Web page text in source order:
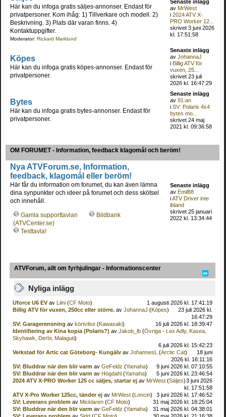
Här kan du infoga gratis säljes-annonser. Endast för
privatpersoner. Kom ihåg: 1) Tillverkare och modell. 2)
Beskrivning. 3) Plats där varan finns. 4)
Kontaktuppgifter.
Moderator: Rickard Marklund
Senaste inlägg
avMrWest
i2024 ATV X-
PRO Worker 12...
skrivet 3 juni 2026
kl. 17:51:58
Köpes
Här kan du infoga gratis köpes-annonser. Endast för
privatpersoner.
Senaste inlägg
avJohannaJ
iBillig ATV för
vuxen, 25...
skrivet 23 juli
2026 kl. 16:47:29
Bytes
Här kan du infoga gratis bytes-annonser. Endast för
privatpersoner.
Senaste inlägg
av91:an
iSV: Polaris 4x4
bytes mo...
skrivet 24 maj
2021 kl. 09:36:58
OM FORUMET - Information, feedback klagomål och beröm!
Nya ATVForum.se, Information,
feedback, klagomål eller beröm!
Här får du information om forumet, du kan även lämna
dina synpunkter och ideer på forumet och dess skötsel
och innehåll.
Gamla supporttavlan
(ATVCenter.se)
Testtavla!
Bildbank
Senaste inlägg
avEmil88
iATV Driver inte
ibland
skrivet 25 januari
2022 kl. 13:34:44
ATVForum, allt om fyrhjulingar - Informationscenter
Nyliga inlägg
Uforce U6 EVav Liini(CF Moto)
1 augusti 2026 kl. 17:41:19
Billig ATV för vuxen, 250cc eller större.av JohannaJ (Köpes)
23 juli 2026 kl.
16:47:29
SV: Garagerensning av körtvilse(Kawasaki)
16 juli 2026 kl. 18:39:47
Identifiering av Kina kopia (Polaris?) av Jakob_lb(Övriga - t.ex Adly, Kasea,
Skyhawk, Derbi, Malaguti)
6 juli 2026 kl. 15:42:23
Verkstad för Artic cat Göteborg- Kungälvav JohannesL (Arctic Cat)
18 juni
2026 kl. 16:11:16
SV: Bluddrar när den blir varmav GeFeldz (Yamaha)
9 juni 2026 kl. 07:10:55
SV: Bluddrar när den blir varmav Högdahl (Yamaha)
5 juni 2026 kl. 23:46:54
2024 ATV X-PRO Worker 125 cc säljes, startar ejav MrWest(Säljes)3 juni 2026
kl. 17:51:58
ATV X-Pro Worker 125cc, tänder ejav MrWest(Loncin)
3 juni 2026 kl. 17:46:52
SV: Leverans problem av Micklaren(CF Moto)
31 maj 2026 kl. 18:25:04
SV: Bluddrar när den blir varmav GeFeldz (Yamaha)
31 maj 2026 kl. 04:38:01